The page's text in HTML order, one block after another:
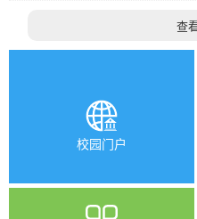
查
校园门户